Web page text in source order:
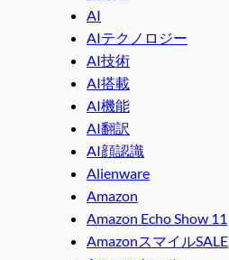
AI
AIテクノロジー
AI技術
AI搭載
AI機能
AI翻訳
AI顔認識
Alienware
Amazon
Amazon Echo Show 11
AmazonスマイルSALE